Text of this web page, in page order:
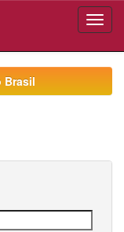
Brasil